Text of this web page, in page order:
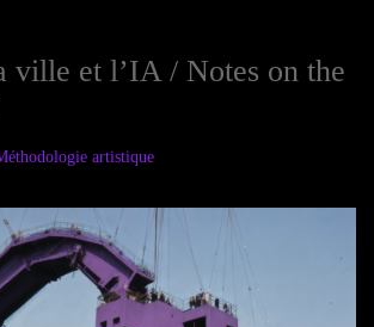
ville et l’IA / Notes on the
artistique